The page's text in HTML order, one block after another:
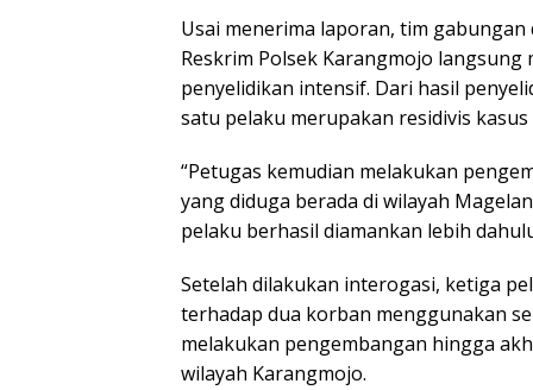
Usai menerima laporan, tim
Reskrim Polsek Karangmojo
penyelidikan intensif. Dari hasil
satu pelaku merupakan residivis
“Petugas kemudian melakukan
yang diduga berada di wilayah
pelaku berhasil diamankan lebih
Setelah dilakukan interogasi, ketiga
terhadap dua korban menggunakan
melakukan pengembangan hingga
wilayah Karangmojo.